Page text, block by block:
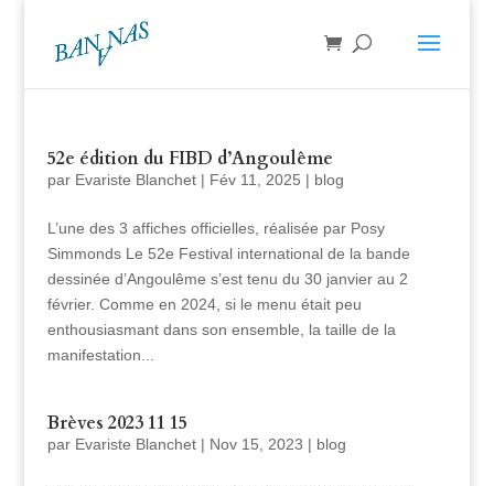
52e édition du FIBD d’Angoulême
par Evariste Blanchet| Fév 11, 2025 | blog
L’une des 3 affiches officielles, réalisée par Posy
Simmonds Le 52e Festival international de la bande
dessinée d’Angoulême s’est tenu du 30 janvier au 2
février. Comme en 2024, si le menu était peu
enthousiasmant dans son ensemble, la taille de la
manifestation...
Brèves 2023 11 15
par Evariste Blanchet| Nov 15, 2023 | blog